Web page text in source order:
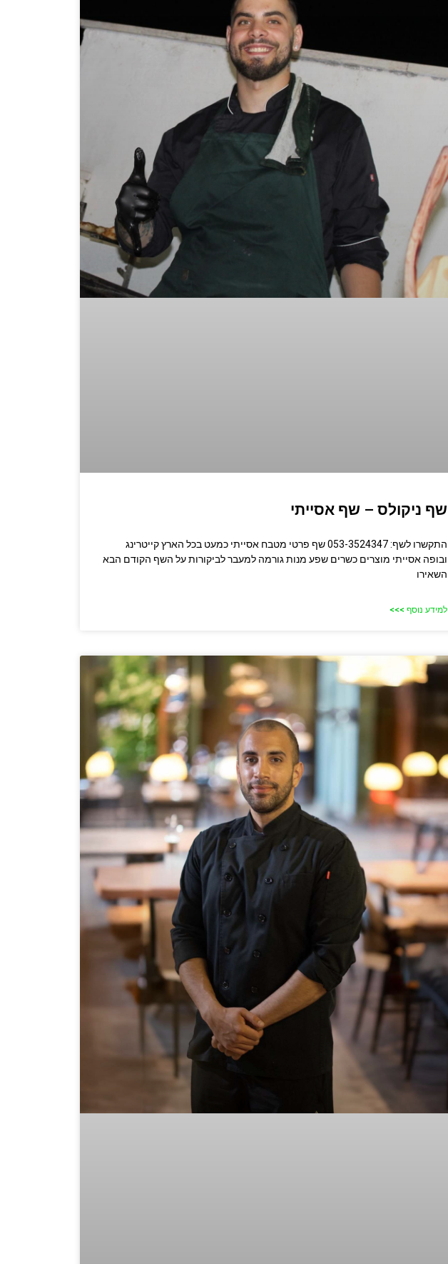
שף ניקולס – שף אסייתי
התקשרו לשף: 053-3524347 שף פרטי מטבח אסייתי כמעט בכל הארץ קייטרינג
ובופה אסייתי מוצרים כשרים שפע מנות גורמה למעבר לביקורות על השף הקודם הבא
השאירו
למידע נוסף >>>